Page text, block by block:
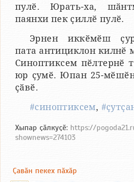
пулӗ. Юрать-ха,
паянхи пек ҫиллӗ пулӗ.
Эрнен иккӗмӗш
пата антициклон килнӗ
Синоптиксем пӗлтернӗ
юр ҫумӗ. Юпан 25-
ҫӑвӗ.
#синоптиксем,
Хыпар ҫӑлкуҫӗ: https://
shownews=274103
Ҫавӑн пекех пӑхӑр